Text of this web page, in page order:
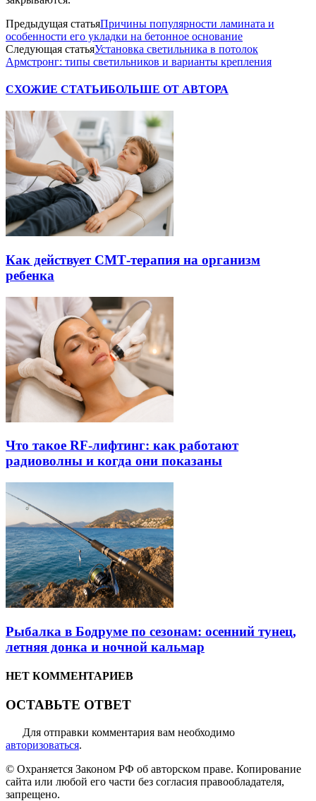
Предыдущая статьяПричины популярности ламината и
особенности его укладки на бетонное основание
Следующая статьяУстановка светильника в потолок
Армстронг: типы светильников и варианты крепления
СХОЖИЕ СТАТЬИБОЛЬШЕ ОТ АВТОРА
Как действует СМТ-терапия на организм
ребенка
Что такое RF-лифтинг: как работают
радиоволны и когда они показаны
Рыбалка в Бодруме по сезонам: осенний тунец,
летняя донка и ночной кальмар
НЕТ КОММЕНТАРИЕВ
ОСТАВЬТЕ ОТВЕТ
Для отправки комментария вам необходимо
авторизоваться.
© Охраняется Законом РФ об авторском праве. Копирование
сайта или любой его части без согласия правообладателя,
запрещено.